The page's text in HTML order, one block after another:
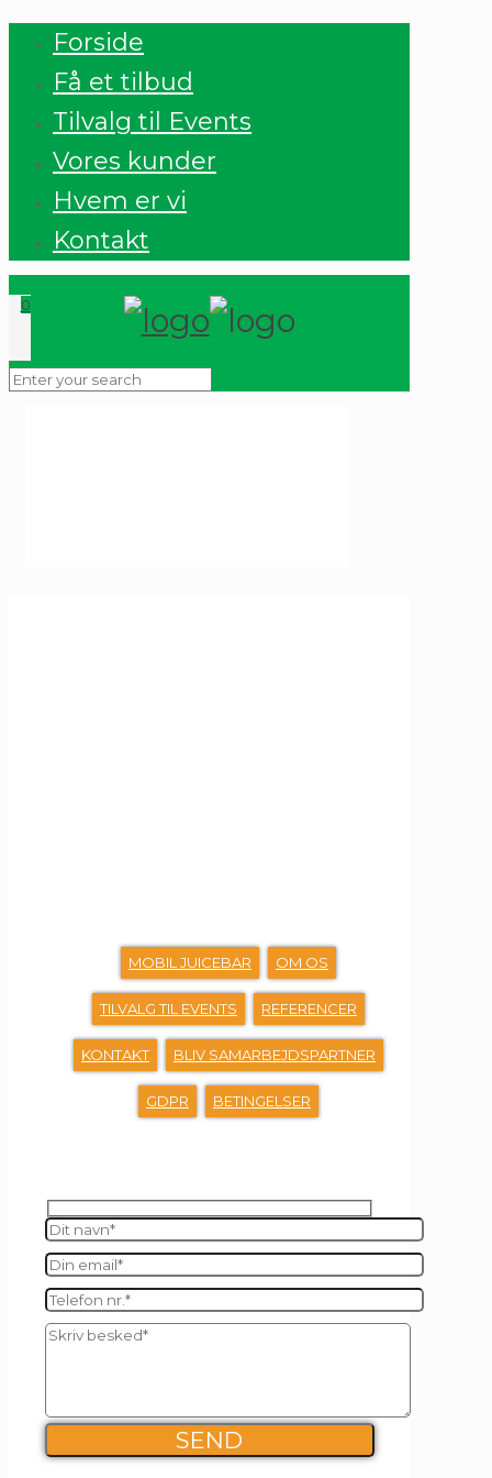
Forside
Få et tilbud
Tilvalg til Events
Vores kunder
Hvem er vi
Kontakt
0
MOBIL JUICEBAR OM OS
TILVALG TIL EVENTS REFERENCER
KONTAKT BLIV SAMARBEJDSPARTNER
GDPR BETINGELSER